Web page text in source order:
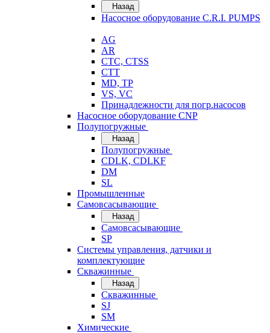
Назад
Насосное оборудование C.R.I. PUMPS
AG
AR
CTC, CTSS
CTT
MD, TP
VS, VC
Принадлежности для погр.насосов
Насосное оборудование CNP
Полупогружные
Назад
Полупогружные
CDLK, CDLKF
DM
SL
Промышленные
Самовсасывающие
Назад
Самовсасывающие
SP
Системы управления, датчики и
комплектующие
Скважинные
Назад
Скважинные
SJ
SM
Химические